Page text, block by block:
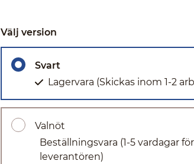
Välj version
Svart
Lagervara (Skickas inom 1-2
Valnöt
Beställningsvara (1-5 vardagar
leverantören)